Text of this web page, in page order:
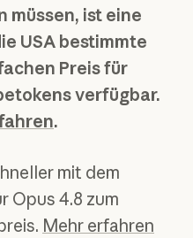
müssen, ist eine
USA bestimmte
Preis für
verfügbar.
.
mit dem
Opus 4.8 zum
Mehr erfahren